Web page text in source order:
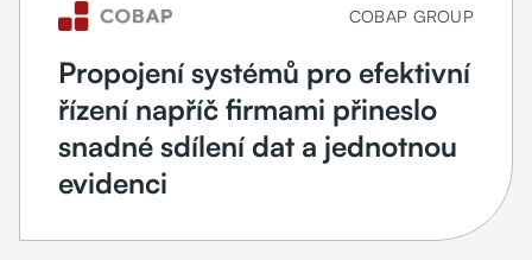
COBAP GROUP
Propojení systémů pro efektivní
řízení napříč firmami přineslo
snadné sdílení dat a jednotnou
evidenci